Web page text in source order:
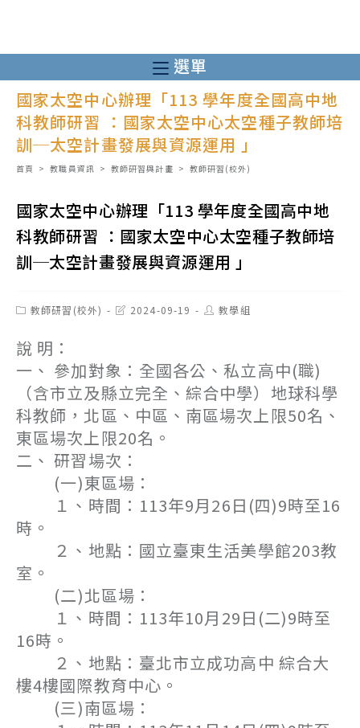
至
主
內
容
選單
國家太空中心辦理「113 學年度全國高中地
科教師研習 ：國家太空中心太空種子教師培
訓─太空計畫發展與資源運用 」
首頁 > 教職員資訊 > 教師研習與計畫 > 教師研習(校外)
國家太空中心辦理「113 學年度全國高中地
科教師研習 ：國家太空中心太空種子教師培
訓─太空計畫發展與資源運用 」
Post教師研習(校外)
Post2024-09-19
Post教學組
說 明：
一、 參加對象：全國各公、私立高中(職)
（含市立及縣立完全、綜合中學）地球科學
科教師，北區、中區、南區場次上限50名、
東區場次上限20名。
二、 研習場次：
(一)東區場：
１、時間：113年9月26日(四)9時至16
時。
２、地點：國立臺東生活美學館203教
室。
(二)北區場：
１、時間：113年10月29日(二)9時至
16時。
２、地點：臺北市立成功高中 綜合大
樓4樓國際教育中心。
(三)南區場：